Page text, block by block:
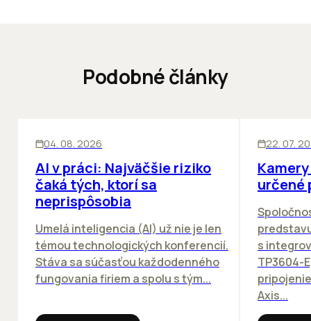
Podobné články
04. 08. 2026
AI v práci: Najväčšie riziko
čaká tých, ktorí sa
neprispôsobia
Umelá inteligencia (AI) už nie je len
témou technologických konferencií.
Stáva sa súčasťou každodenného
fungovania firiem a spolu s tým...
22. 07.
určené
s
TP3604-
Axis...